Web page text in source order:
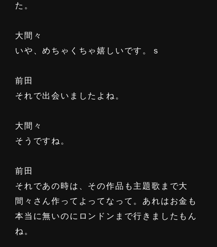
た。
大間々
いや、めちゃくちゃ嬉しいです。ｓ
前田
それで出会いましたよね。
大間々
そうですね。
前田
それであの時は、その作品も主題歌まで大
間々さん作ってよってなって。あれはお金も
本当に無いのにロンドンまで行きましたもん
ね。